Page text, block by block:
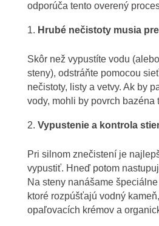
odporúča tento overený
Hrubé nečistoty musia
Skôr než vypustíte vodu
steny), odstráňte pomocou
nečistoty, listy a vetvy. Ak by
vody, mohli by povrch bazéna
Vypustenie a kontrola
Pri silnom znečistení je
vypustiť. Hneď potom
Na steny nanášame
ktoré rozpúšťajú vodný
opaľovacích krémov a